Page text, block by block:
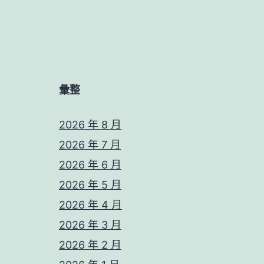
彙整
2026 年 8 月
2026 年 7 月
2026 年 6 月
2026 年 5 月
2026 年 4 月
2026 年 3 月
2026 年 2 月